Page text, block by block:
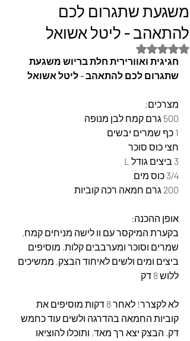
משגעת שתגרום לכם
להתאהב - ליטל אשואל
דירוג של NaN מתוך 5 כוכבים
חגיגית ואוורירית חלת בריוש משגעת
שתגרום לכם להתאהב - ליטל אשואל
מצרכים:
500 גרם קמח לבן מנופה
1 כף שמרים יבשים
חצי כוס סוכר
3 ביצים גודל L
3/4 כוס מים
200 גרם חמאה רכה קוביות
אופן ההכנה:
בקערת המיקסר עם וו לישה מניחים קמח,
שמרים וסוכר ומערבבים קלות, מוסיפים
ביצים ומים ולשים לאיחוד הבצק, ממשיכים
ללוש 8 דק
לא לקצרר! לאחר 8 דקות מוסיפים את
קוביות החמאה בהדרגה ולשים עוד כחמש
דק. הבצק יצא רך מאד, ותוכלו להוציאו